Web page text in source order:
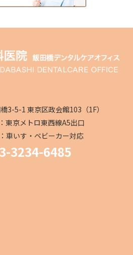
3-5-1 東京区政会館103（1F）
東京メトロ東西線A5出口
車いす・ベビーカー対応
3234-6485